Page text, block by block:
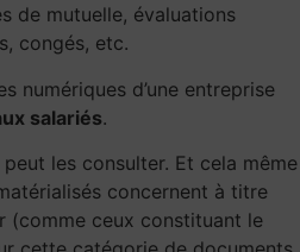
de mutuelle, évaluations
congés, etc.
numériques d’une entreprise
salariés.
peut les consulter. Et cela même
concernent à titre
(comme ceux constituant le